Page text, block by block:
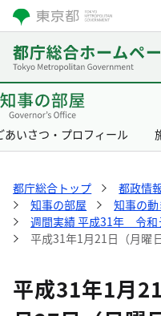
あいさつ・プロフィール
都庁総合トップ 都政情
知事の部屋
知事の動
週間実績 平成31年 令和
平成31年1月21日（月曜
平成31年1月